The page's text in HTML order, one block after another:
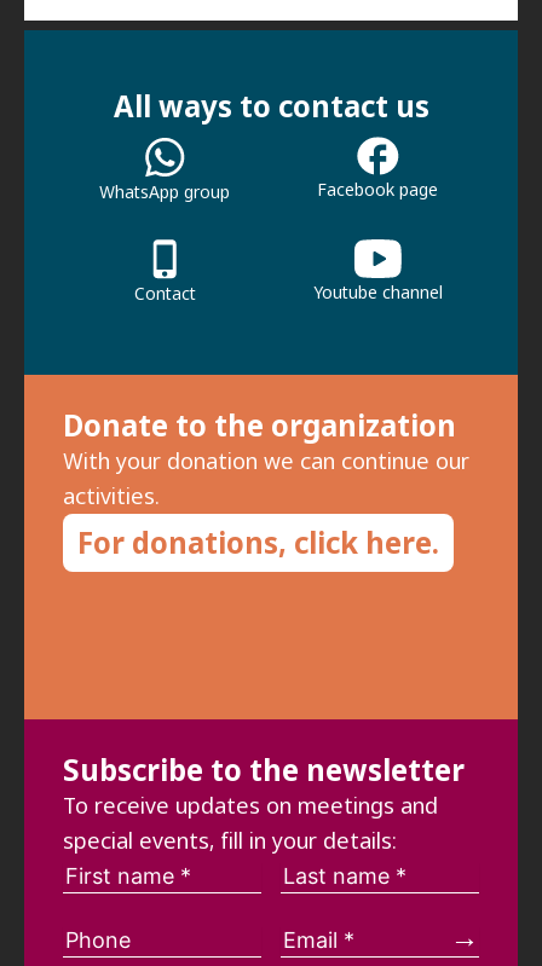
Subscribe to the newsletter
To receive updates on meetings and
special events, fill in your details:
Donate to the organization
With your donation we can continue our
activities.
For donations, click here.
All ways to contact us
WhatsApp group Facebook page
Contact Youtube channel